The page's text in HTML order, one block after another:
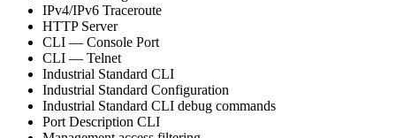
IPv4/IPv6 Traceroute
HTTP Server
CLI — Console Port
CLI — Telnet
Industrial Standard CLI
Industrial Standard Configuration
Industrial Standard CLI debug commands
Port Description CLI